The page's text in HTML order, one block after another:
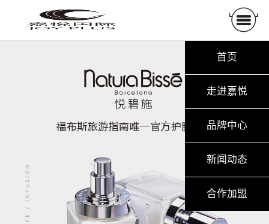
首页
走进嘉悦
品牌中心
新闻动态
合作加盟